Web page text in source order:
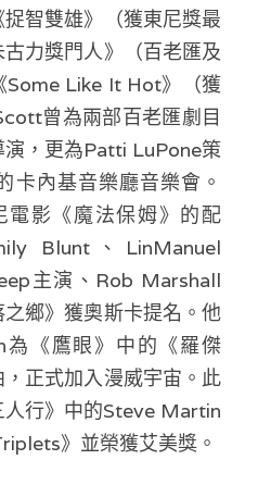
智雙雄》（獲東尼獎最
力獎門人》（百老匯及
Some Like It Hot》（獲
曾為兩部百老匯劇目
，更為Patti LuPone策
卡內基音樂廳音樂會。
影《魔法保姆》的配
Blunt、LinManuel
主演、Rob Marshall
鄉》獲奧斯卡提名。他
為《鷹眼》中的《羅傑
正式加入漫威宇宙。此
人行》中的Steve Martin
》並榮獲艾美獎。